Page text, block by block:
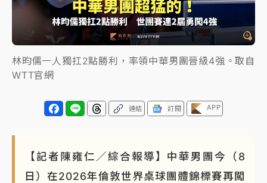
蔻蔡玉真開撕爆料
周末精選｜
跨境網購族注意！EZ Way若改由政府委
任 預算難關如何解？
蔣萬安的建中同學！47歲法律學霸戰桃園 公開上任首
林昀儒一人獨扛2點勝利，率領中華男團晉級4強。取自
WTT官網
連結 訂閱 APP
【記者陳雍仁／綜合報導】中華男團今（8
日）在2026年倫敦世界桌球團體錦標賽再闖